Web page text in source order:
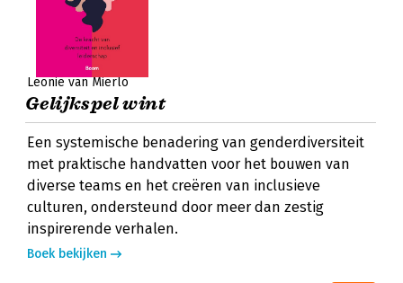
Leonie van Mierlo
Gelijkspel wint
Een systemische benadering van genderdiversiteit
met praktische handvatten voor het bouwen van
diverse teams en het creëren van inclusieve
culturen, ondersteund door meer dan zestig
inspirerende verhalen.
Boek bekijken